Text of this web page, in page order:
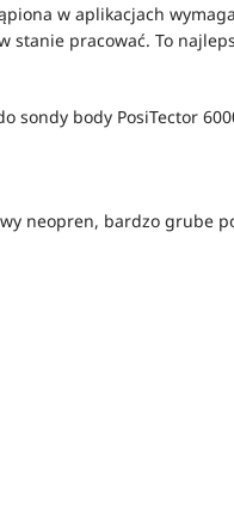
w aplikacjach
pracować. To
sondy body PosiTector
neopren, bardzo grube